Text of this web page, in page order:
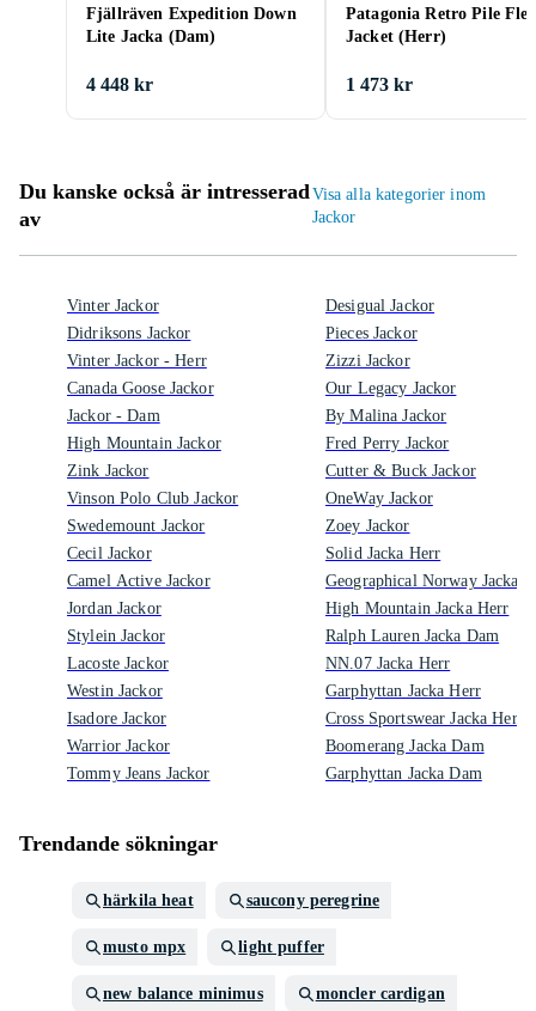
Fjällräven Expedition Down
Lite Jacka (Dam)
4 448 kr
Patagonia Retro Pile
Jacket (Herr)
1 473 kr
Du kanske också är intresserad
av
Visa alla kategorier inom
Jackor
Vinter Jackor
Didriksons Jackor
Vinter Jackor - Herr
Canada Goose Jackor
Jackor - Dam
High Mountain Jackor
Zink Jackor
Vinson Polo Club Jackor
Swedemount Jackor
Cecil Jackor
Camel Active Jackor
Jordan Jackor
Stylein Jackor
Lacoste Jackor
Westin Jackor
Isadore Jackor
Warrior Jackor
Tommy Jeans Jackor
Desigual Jackor
Pieces Jackor
Zizzi Jackor
Our Legacy Jackor
By Malina Jackor
Fred Perry Jackor
Cutter & Buck Jackor
OneWay Jackor
Zoey Jackor
Solid Jacka Herr
Geographical Norway Jacka
High Mountain Jacka Herr
Ralph Lauren Jacka Dam
NN.07 Jacka Herr
Garphyttan Jacka Herr
Cross Sportswear Jacka Herr
Boomerang Jacka Dam
Garphyttan Jacka Dam
Trendande sökningar
härkila heat saucony peregrine
musto mpx light puffer
new balance minimus moncler cardigan